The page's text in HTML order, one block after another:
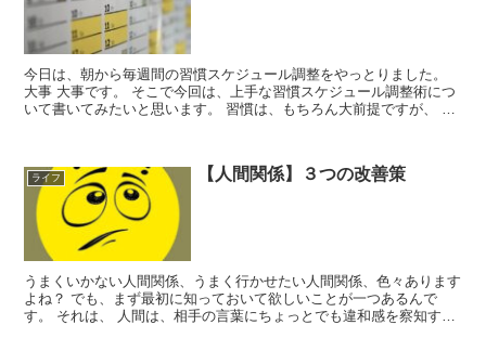
今日は、朝から毎週間の習慣スケジュール調整をやっとりました。
大事 大事です。 そこで今回は、上手な習慣スケジュール調整術につ
いて書いてみたいと思います。 習慣は、もちろん大前提ですが、 そ
ライフ 【人間関係】３つの改善策
うまくいかない人間関係、うまく行かせたい人間関係、色々あります
よね？ でも、まず最初に知っておいて欲しいことが一つあるんで
す。 それは、 人間は、相手の言葉にちょっとでも違和感を察知する